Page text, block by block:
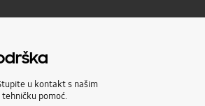
u kontakt s našim
pomoć.